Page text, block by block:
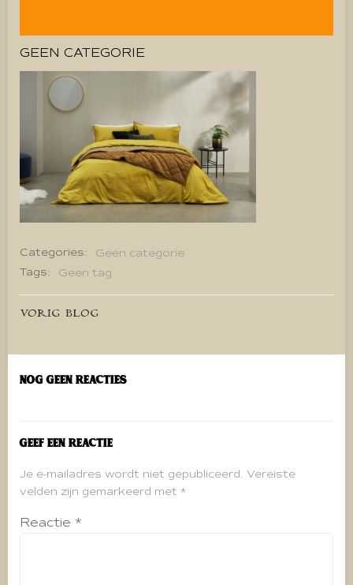
GEEN CATEGORIE
Categories:
Geen categorie
Tags:
Geen tag
Bericht
navigatie
VORIG BLOG
Nog geen reacties
Geef een reactie
Je e-mailadres wordt niet gepubliceerd. Vereiste
velden zijn gemarkeerd met *
Reactie *